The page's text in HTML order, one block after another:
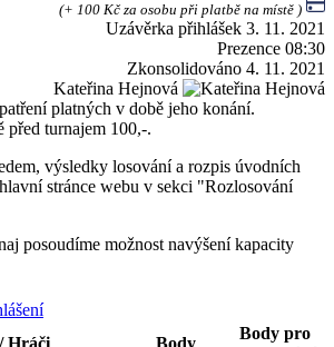
(+ 100 Kč za osobu při platbě na místě )
Uzávěrka přihlášek 3. 11. 2021
Prezence 08:30
Zkonsolidováno 4. 11. 2021
Kateřina Hejnová
platných v době jeho konání.
před turnajem 100,-.
výsledky losování a rozpis úvodních
stránce webu v sekci "Rozlosování
posoudíme možnost navýšení kapacity
Body pro